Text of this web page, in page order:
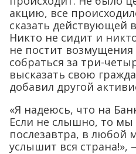
акцию, все
сказать действующей
Никто не сидит и
не постит
собраться за три-
высказать свою
добавил другой
«Я надеюсь, что на
Если не слышно, то мы
послезавтра, в любой
услышит вся страна!»,